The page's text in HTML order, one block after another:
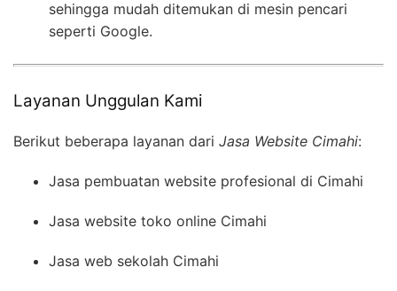
sehingga mudah ditemukan di mesin pencari
seperti Google.
Layanan Unggulan Kami
Berikut beberapa layanan dari Jasa Website Cimahi:
Jasa pembuatan website profesional di Cimahi
Jasa website toko online Cimahi
Jasa web sekolah Cimahi